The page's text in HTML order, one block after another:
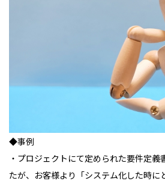
◆事例
・プロジェクトにて定められた要件定義
たが、お客様より「システム化した時に